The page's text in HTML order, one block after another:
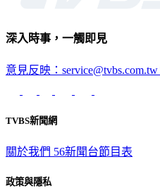
深入時事，一觸即見
意見反映：service@tvbs.com.tw
TVBS新聞網
關於我們 56新聞台節目表
政策與隱私